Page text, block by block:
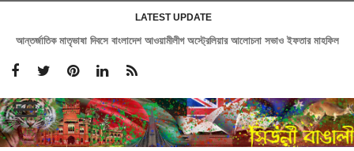
LATEST UPDATE
আন্তর্জাতিক মাতৃভাষা দিবসে বাংলাদেশ আওয়ামীলীগ অস্ট্রেলিয়ার আলোচনা সভাও ইফতার মাহফিল